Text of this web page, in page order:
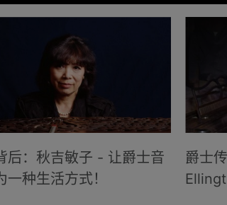
后：秋吉敏子 - 让爵士音
一种生活方式！
爵士